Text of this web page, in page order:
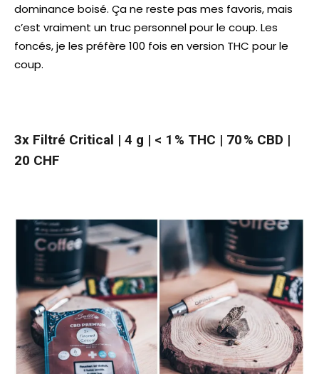
dominance boisé. Ça ne reste pas mes favoris, mais
c’est vraiment un truc personnel pour le coup. Les
foncés, je les préfère 100 fois en version THC pour le
coup.
3x Filtré Critical | 4 g | < 1 % THC | 70 % CBD |
20 CHF